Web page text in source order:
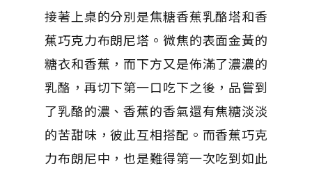
接著上桌的分別是焦糖香蕉乳酪塔和香
蕉巧克力布朗尼塔。微焦的表面金黃的
糖衣和香蕉，而下方又是佈滿了濃濃的
乳酪，再切下第一口吃下之後，品嘗到
了乳酪的濃、香蕉的香氣還有焦糖淡淡
的苦甜味，彼此互相搭配。而香蕉巧克
力布朗尼中，也是難得第一次吃到如此